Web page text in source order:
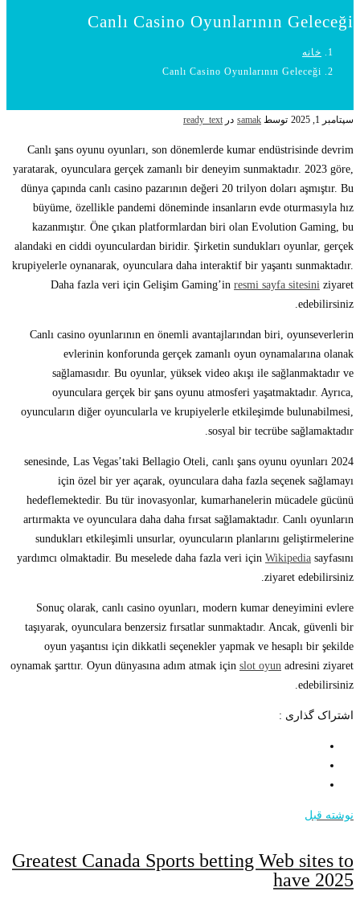
Canlı Casino Oyunlarının Geleceği
خانه
Canlı Casino Oyunlarının Geleceği
سپتامبر 1, 2025 توسط samak در ready_text
Canlı şans oyunu oyunları, son dönemlerde kumar endüstrisinde devrim
yaratarak, oyunculara gerçek zamanlı bir deneyim sunmaktadır. 2023 göre,
dünya çapında canlı casino pazarının değeri 20 trilyon doları aşmıştır. Bu
büyüme, özellikle pandemi döneminde insanların evde oturmasıyla hız
kazanmıştır. Öne çıkan platformlardan biri olan Evolution Gaming, bu
alandaki en ciddi oyunculardan biridir. Şirketin sundukları oyunlar, gerçek
krupiyelerle oynanarak, oyunculara daha interaktif bir yaşantı sunmaktadır.
Daha fazla veri için Gelişim Gaming’in resmi sayfa sitesini ziyaret
edebilirsiniz.
Canlı casino oyunlarının en önemli avantajlarından biri, oyunseverlerin
evlerinin konforunda gerçek zamanlı oyun oynamalarına olanak
sağlamasıdır. Bu oyunlar, yüksek video akışı ile sağlanmaktadır ve
oyunculara gerçek bir şans oyunu atmosferi yaşatmaktadır. Ayrıca,
oyuncuların diğer oyuncularla ve krupiyelerle etkileşimde bulunabilmesi,
sosyal bir tecrübe sağlamaktadır.
2024 senesinde, Las Vegas’taki Bellagio Oteli, canlı şans oyunu oyunları
için özel bir yer açarak, oyunculara daha fazla seçenek sağlamayı
hedeflemektedir. Bu tür inovasyonlar, kumarhanelerin mücadele gücünü
artırmakta ve oyunculara daha daha fırsat sağlamaktadır. Canlı oyunların
sundukları etkileşimli unsurlar, oyuncuların planlarını geliştirmelerine
yardımcı olmaktadir. Bu meselede daha fazla veri için Wikipedia sayfasını
ziyaret edebilirsiniz.
Sonuç olarak, canlı casino oyunları, modern kumar deneyimini evlere
taşıyarak, oyunculara benzersiz fırsatlar sunmaktadır. Ancak, güvenli bir
oyun yaşantısı için dikkatli seçenekler yapmak ve hesaplı bir şekilde
oynamak şarttır. Oyun dünyasına adım atmak için slot oyun adresini ziyaret
edebilirsiniz.
اشتراک گذاری :
نوشته قبل
Greatest Canada Sports betting Web sites to
have 2025